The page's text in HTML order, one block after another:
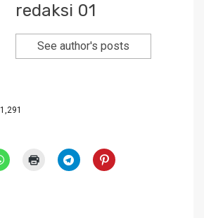
redaksi 01
See author's posts
1,291